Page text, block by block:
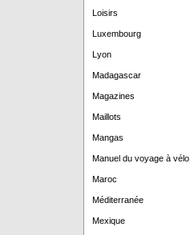
Loisirs
Luxembourg
Lyon
Madagascar
Magazines
Maillots
Mangas
Manuel du voyage à vélo
Maroc
Méditerranée
Mexique